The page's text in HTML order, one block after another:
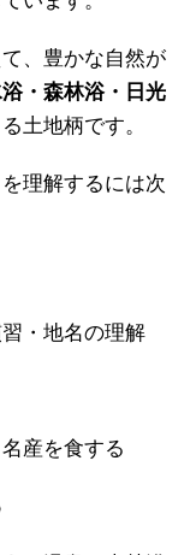
、豊かな自然が
・森林浴・日光
土地柄です。
理解するには次
・地名の理解
産を食する